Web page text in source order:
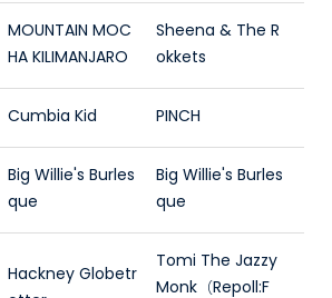
MOUNTAIN MOC
HA KILIMANJARO
Sheena & The R
okkets
Cumbia Kid PINCH
Big Willie's Burles
que
Big Willie's Burles
que
Hackney Globetr
Tomi The Jazzy
Monk（Repoll:F